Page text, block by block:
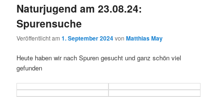
Naturjugend am 23.08.24:
Spurensuche
Veröffentlicht am1. September 2024vonMatthias May
Heute haben wir nach Spuren gesucht und ganz schön viel
gefunden